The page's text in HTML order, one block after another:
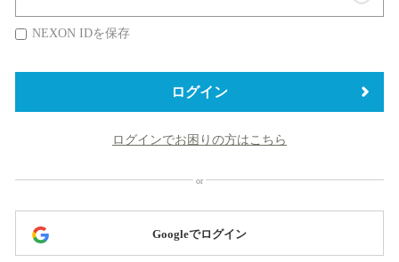
表
替
NEXON IDを保存
ログイン
ログインでお困りの方はこちら
Googleでログイン